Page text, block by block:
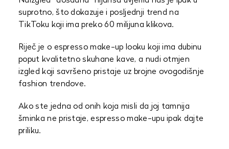
suprotno, što dokazuje i posljednji trend na
TikToku koji ima preko 60 milijuna klikova.
Riječ je o espresso make-up looku koji ima dubinu
poput kvalitetno skuhane kave, a nudi otmjen
izgled koji savršeno pristaje uz brojne ovogodišnje
fashion trendove.
Ako ste jedna od onih koja misli da joj tamnija
šminka ne pristaje, espresso make-upu ipak dajte
priliku.